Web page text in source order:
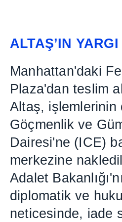
ALTAŞ’IN
Manhattan'daki
Plaza'dan teslim al
Altaş, iş lemlerinin
Göçmenlik ve
Dairesi'ne (ICE)
merkezine
Adalet Bakanl ığı'nı
diplomatik ve
neticesinde, iade